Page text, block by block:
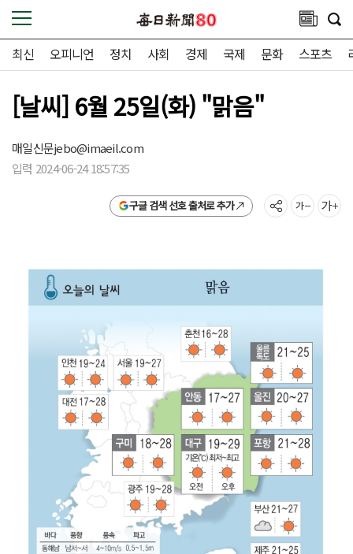
최신 오피니언 정치 사회 경제 국제 문화 스포츠
[날씨] 6월 25일(화) "맑음"
매일신문jebo@imaeil.com
입력 2024-06-24 18:57:35
구글 검색 선호 출처로 추가